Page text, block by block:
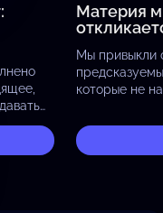
Когда
Материя
Мы привыкли
которые не
камне — она
формируется